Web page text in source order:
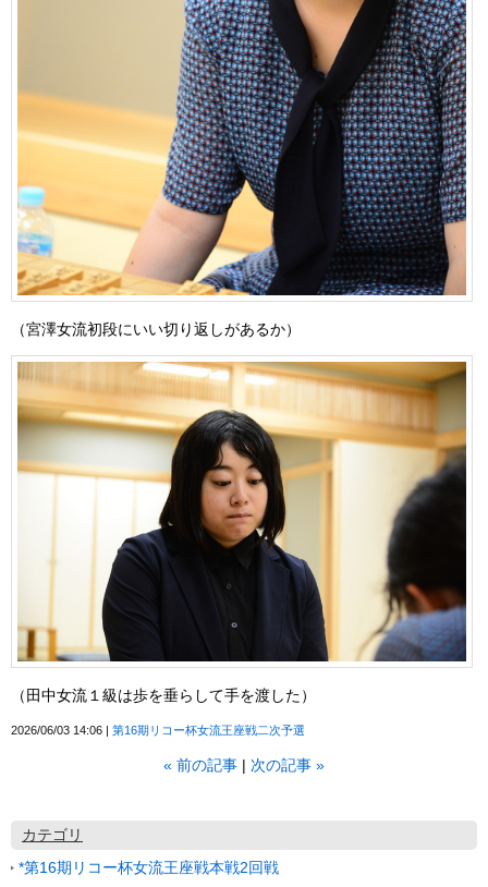
（宮澤女流初段にいい切り返しがあるか）
（田中女流１級は歩を垂らして手を渡した）
2026/06/03 14:06 第16期リコー杯女流王座戦二次予選
« 前の記事 次の記事 »
カテゴリ
*第16期リコー杯女流王座戦本戦2回戦